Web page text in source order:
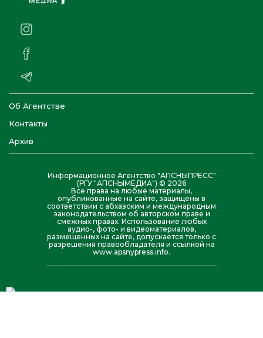
Об Агентстве
Контакты
Архив
Информационное Агентство "АПСНЫПРЕСС"
(РГУ "АПСНЫМЕДИА") © 2026
Все права на любые материалы,
опубликованные на сайте, защищены в
соответствии с абхазским и международным
законодательством об авторском праве и
смежных правах. Использование любых
аудио-, фото- и видеоматериалов,
размещенных на сайте, допускается только с
разрешения правообладателя и ссылкой на
www.apsnypress.info.